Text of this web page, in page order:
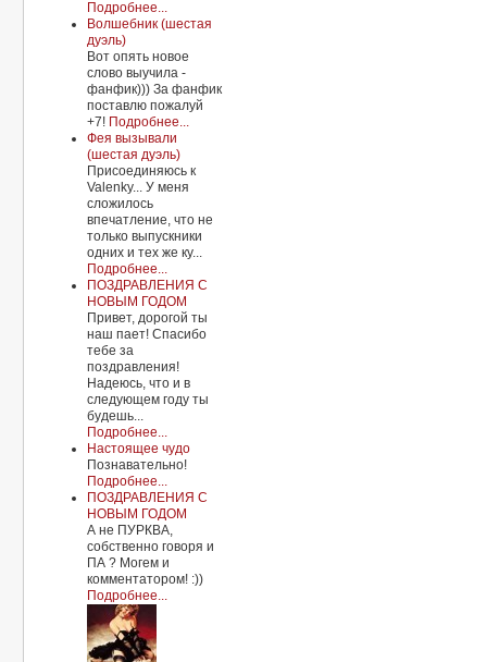
Подробнее...
Волшебник (шестая
дуэль)
Вот опять новое
слово выучила -
фанфик))) За фанфик
поставлю пожалуй
+7! Подробнее...
Фея вызывали
(шестая дуэль)
Присоединяюсь к
Valenkу... У меня
сложилось
впечатление, что не
только выпускники
одних и тех же ку...
Подробнее...
ПОЗДРАВЛЕНИЯ С
НОВЫМ ГОДОМ
Привет, дорогой ты
наш пает! Спасибо
тебе за
поздравления!
Надеюсь, что и в
следующем году ты
будешь...
Подробнее...
Настоящее чудо
Познавательно!
Подробнее...
ПОЗДРАВЛЕНИЯ С
НОВЫМ ГОДОМ
А не ПУРКВА,
собственно говоря и
ПА ? Могем и
комментатором! :))
Подробнее...